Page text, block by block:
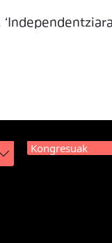
Kongresuak